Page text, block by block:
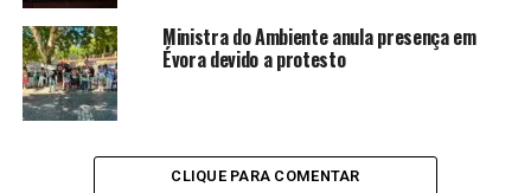
Ministra do Ambiente anula presença em
Évora devido a protesto
CLIQUE PARA COMENTAR